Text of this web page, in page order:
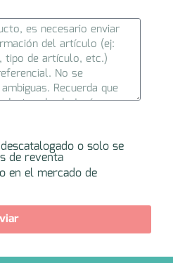
o solo se
de reventa
en el mercado de